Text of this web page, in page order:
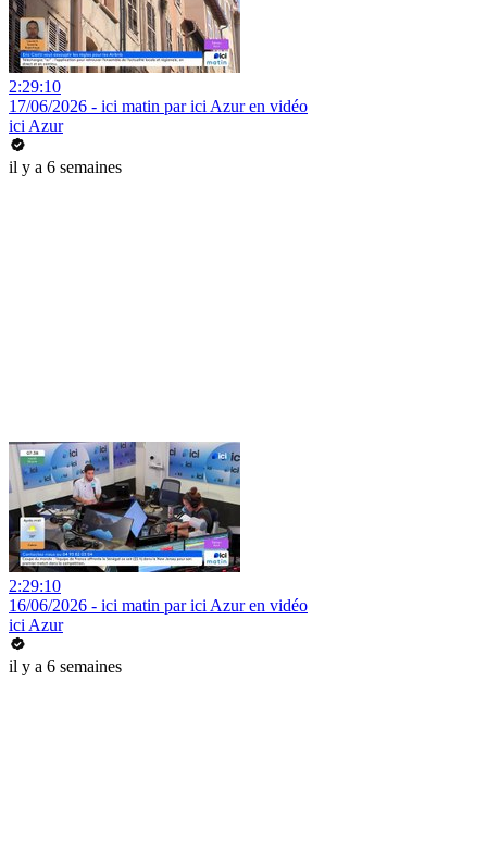
2:29:10
17/06/2026 - ici matin par ici Azur en vidéo
ici Azur
il y a 6 semaines
2:29:10
16/06/2026 - ici matin par ici Azur en vidéo
ici Azur
il y a 6 semaines